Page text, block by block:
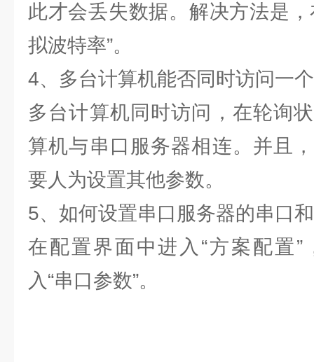
此才会丢失数据。解决方法是
拟波特率”。
4、多台计算机能否同时访问一
多台计算机同时访问，在轮询
算机与串口服务器相连。并且
要人为设置其他参数。
5、如何设置串口服务器的串口
在配置界面中进入“方案配置
入“串口参数”。